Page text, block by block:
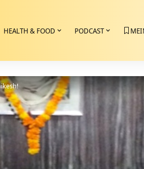
HEALTH & FOOD PODCAST